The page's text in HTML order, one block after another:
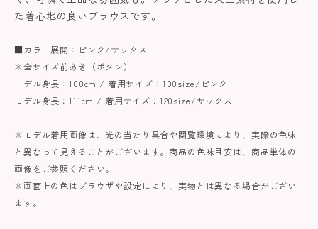
た着心地の良いブラウスです。
■カラー展開：ピンク/サックス
※全サイズ前あき（ボタン）
モデル身長：100cm / 着用サイズ：100size/ピンク
モデル身長：111cm / 着用サイズ：120size/サックス
※モデル着用画像は、光の当たり具合や閲覧環境により、実際の色味
と異なって見えることがございます。商品の色味目安は、商品単体の
画像をご参照ください。
※画面上の色はブラウザや設定により、実物とは異なる場合がござい
ます。